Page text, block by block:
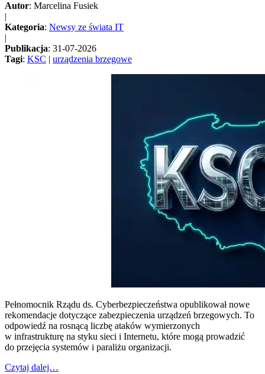
Autor: Marcelina Fusiek
|
Kategoria: Newsy ze świata IT
|
Publikacja: 31-07-2026
Tagi: KSC | urządzenia brzegowe
Pełnomocnik Rządu ds. Cyberbezpieczeństwa opublikował nowe
rekomendacje dotyczące zabezpieczenia urządzeń brzegowych. To
odpowiedź na rosnącą liczbę ataków wymierzonych
w infrastrukturę na styku sieci i Internetu, które mogą prowadzić
do przejęcia systemów i paraliżu organizacji.
Czytaj dalej…